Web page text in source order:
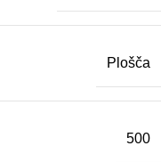
Plošča
500